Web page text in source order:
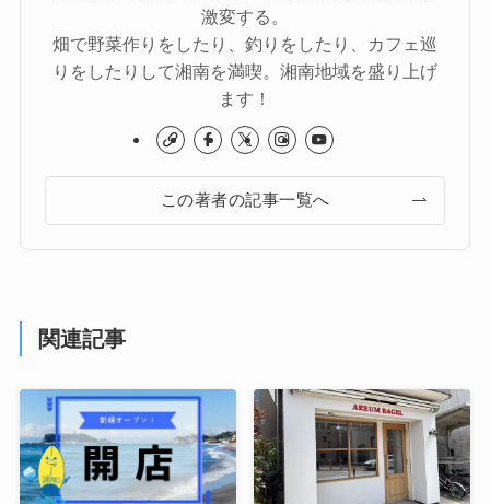
激変する。
畑で野菜作りをしたり、釣りをしたり、カフェ巡
りをしたりして湘南を満喫。湘南地域を盛り上げ
ます！
この著者の記事一覧へ
関連記事